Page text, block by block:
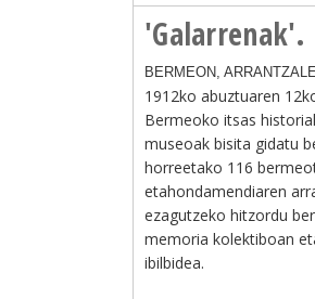
'Galarrenak'.
BERMEON,
1912ko abuztuaren
Bermeoko itsas
museoak bisita gidatu
horreetako 116
etahondamendiaren
ezagutzeko hitzordu
memoria kolektiboan
ibilbidea.